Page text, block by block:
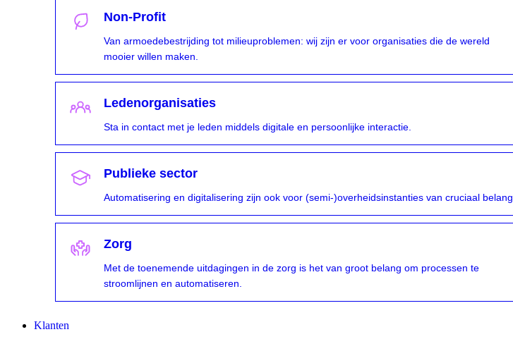
Non-Profit
Van armoedebestrijding tot milieuproblemen: wij zijn er voor organisaties die de wereld
mooier willen maken.
Ledenorganisaties
Sta in contact met je leden middels digitale en persoonlijke interactie.
Publieke sector
Automatisering en digitalisering zijn ook voor (semi-)overheidsinstanties van cruciaal belang.
Zorg
Met de toenemende uitdagingen in de zorg is het van groot belang om processen te
stroomlijnen en automatiseren.
Klanten